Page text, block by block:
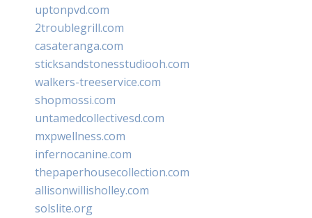
uptonpvd.com
2troublegrill.com
casateranga.com
sticksandstonesstudiooh.com
walkers-treeservice.com
shopmossi.com
untamedcollectivesd.com
mxpwellness.com
infernocanine.com
thepaperhousecollection.com
allisonwillisholley.com
solslite.org